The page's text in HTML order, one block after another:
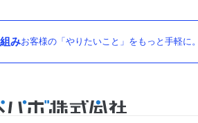
みお客様の「やりたいこと」をもっと手軽に